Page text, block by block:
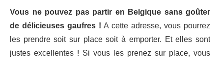
Vous ne pouvez pas partir en Belgique sans goûter
de délicieuses gaufres ! A cette adresse, vous pourrez
les prendre soit sur place soit à emporter. Et elles sont
justes excellentes ! Si vous les prenez sur place, vous